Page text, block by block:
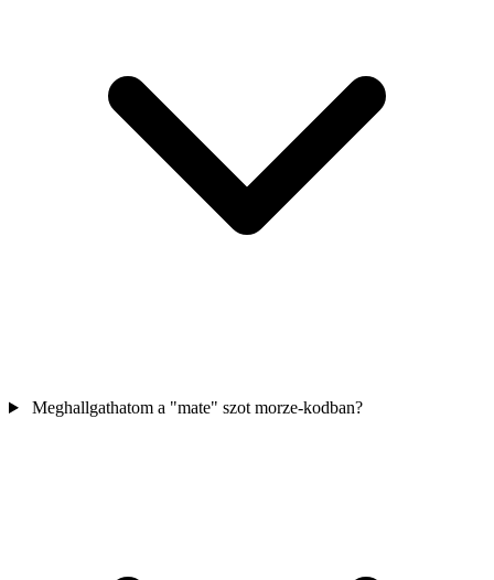
Meghallgathatom a "mate" szot morze-kodban?